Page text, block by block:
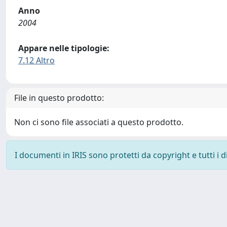
Anno
2004
Appare nelle tipologie:
7.12 Altro
File in questo prodotto:
Non ci sono file associati a questo prodotto.
I documenti in IRIS sono protetti da copyright e tutti i